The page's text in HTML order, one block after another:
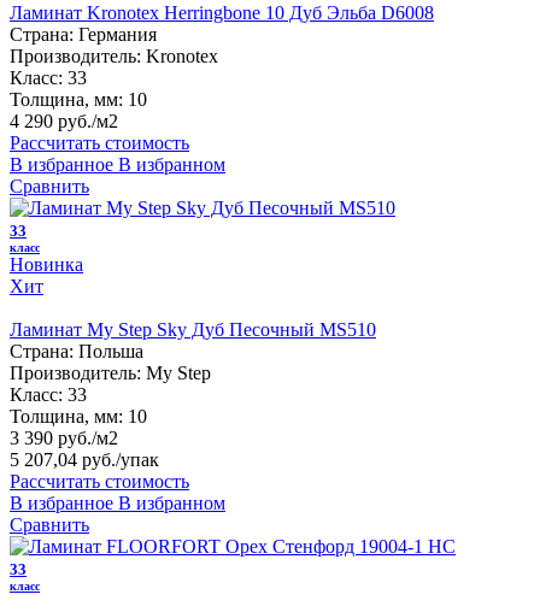
Ламинат Kronotex Herringbone 10 Дуб Эльба D6008
Страна: Германия
Производитель: Kronotex
Класс: 33
Толщина, мм: 10
4 290 руб./м2
Рассчитать стоимость
В избранное В избранном
Сравнить
33
класс
Новинка
Хит
Ламинат My Step Sky Дуб Песочный MS510
Страна: Польша
Производитель: My Step
Класс: 33
Толщина, мм: 10
3 390 руб./м2
5 207,04 руб./упак
Рассчитать стоимость
В избранное В избранном
Сравнить
33
класс